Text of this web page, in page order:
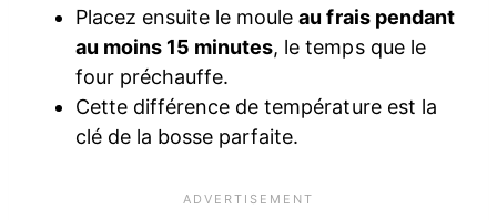
Placez ensuite le mouleau frais pendant
au moins 15 minutes, le temps que le
four préchauffe.
Cette différence de température est la
clé de la bosse parfaite.